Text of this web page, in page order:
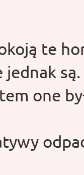
te
jednak
one